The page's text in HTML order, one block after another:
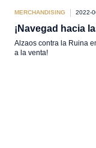
MERCHANDISING 2022-
¡Navegad hacia
Alzaos contra la Ruina
a la venta!